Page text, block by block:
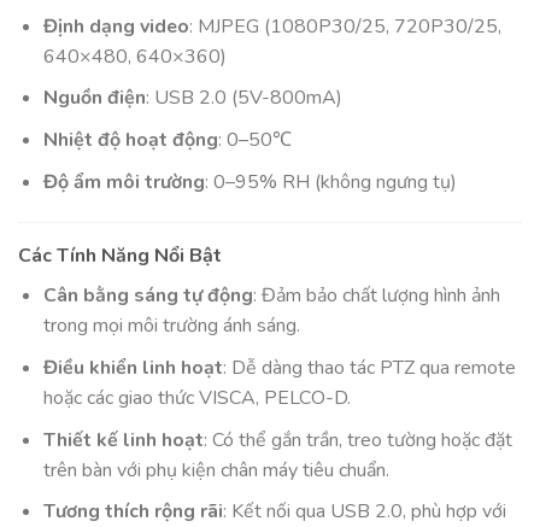
Định dạng video: MJPEG (1080P30/25, 720P30/25,
640×480, 640×360)
Nguồn điện: USB 2.0 (5V-800mA)
Nhiệt độ hoạt động: 0–50℃
Độ ẩm môi trường: 0–95% RH (không ngưng tụ)
Các Tính Năng Nổi Bật
Cân bằng sáng tự động: Đảm bảo chất lượng hình ảnh
trong mọi môi trường ánh sáng.
Điều khiển linh hoạt: Dễ dàng thao tác PTZ qua remote
hoặc các giao thức VISCA, PELCO-D.
Thiết kế linh hoạt: Có thể gắn trần, treo tường hoặc đặt
trên bàn với phụ kiện chân máy tiêu chuẩn.
Tương thích rộng rãi: Kết nối qua USB 2.0, phù hợp với